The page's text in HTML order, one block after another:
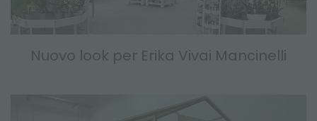
Nuovo look per Erika Vivai Mancinelli